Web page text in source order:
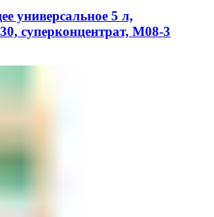
универсальное 5 л,
суперконцентрат, М08-3